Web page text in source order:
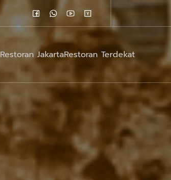
Restoran JakartaRestoran Terdekat